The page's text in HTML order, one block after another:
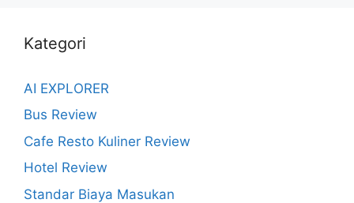
Kategori
AI EXPLORER
Bus Review
Cafe Resto Kuliner Review
Hotel Review
Standar Biaya Masukan